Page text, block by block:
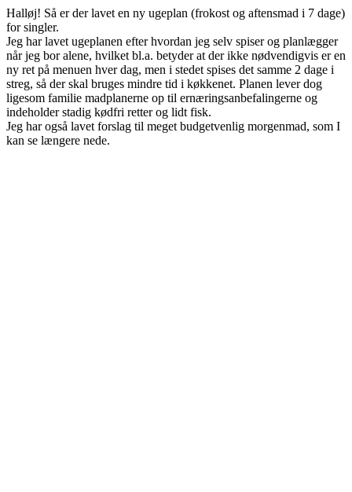
Halløj! Så er der lavet en ny ugeplan (frokost og aftensmad i 7 dage)
for singler.
Jeg har lavet ugeplanen efter hvordan jeg selv spiser og planlægger
når jeg bor alene, hvilket bl.a. betyder at der ikke nødvendigvis er en
ny ret på menuen hver dag, men i stedet spises det samme 2 dage i
streg, så der skal bruges mindre tid i køkkenet. Planen lever dog
ligesom familie madplanerne op til ernæringsanbefalingerne og
indeholder stadig kødfri retter og lidt fisk.
Jeg har også lavet forslag til meget budgetvenlig morgenmad, som I
kan se længere nede.